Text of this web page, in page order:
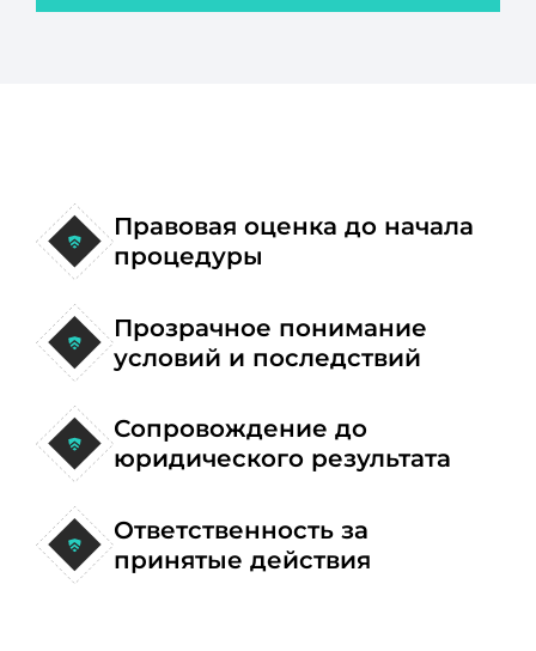
Правовая оценка до начала
процедуры
Прозрачное понимание
условий и последствий
Сопровождение до
юридического результата
Ответственность за
принятые действия